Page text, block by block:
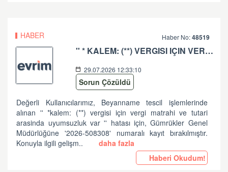
HABER Haber No:48519
'' * KALEM: (**) VERGISI IÇIN VERGI MATRAHI VE TUTARI ARASINDA UYUMSUZLUK VAR '' HATASI HK
29.07.2026 12:33:10
Sorun Çözüldü
Değerli Kullanıcılarımız, Beyanname tescil işlemlerinde
alınan '' *kalem: (**) vergisi için vergi matrahi ve tutari
arasinda uyumsuzluk var '' hatası için, Gümrükler Genel
Müdürlüğüne '2026-508308' numaralı kayıt bırakılmıştır.
Konuyla ilgili gelişm..
daha fazla
Haberi Okudum!